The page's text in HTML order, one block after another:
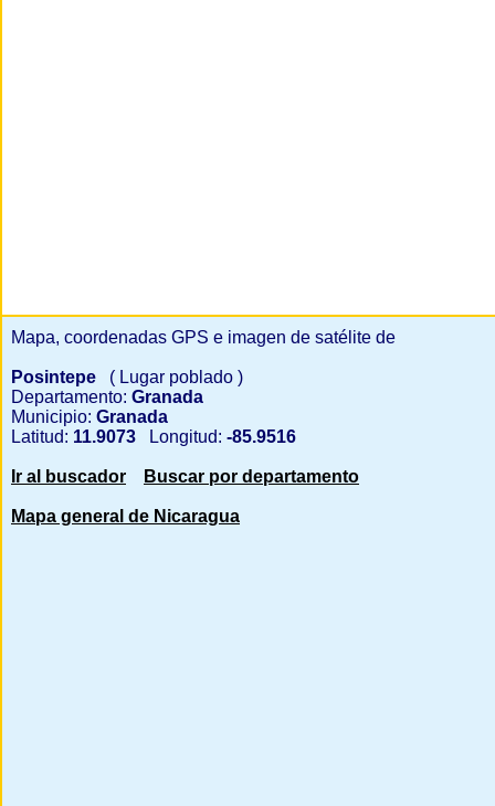
Mapa, coordenadas GPS e imagen de satélite de
Posintepe
( Lugar poblado )
Departamento: Granada
Municipio: Granada
Latitud: 11.9073 Longitud: -85.9516
Ir al buscador Buscar por departamento
Mapa general de Nicaragua